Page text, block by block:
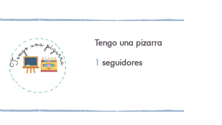
Tengo una pizarra
1 seguidores